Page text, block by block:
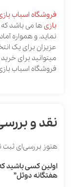
فروشگاه اسباب
بازیها می باشد
نماید. و همواره
عزیزان برای یک
میتوانید برای
فروشگاه اسباب
نقد و
هنوز بررسی‌ای
اولین کسی باشید
هفتگانه دوئل”